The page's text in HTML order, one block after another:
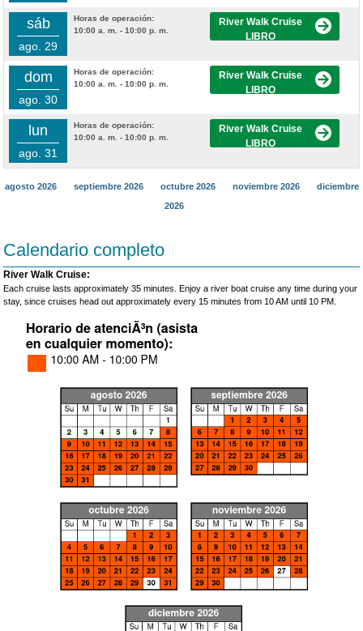
sáb
ago. 29
Horas de operación:
10:00 a. m. - 10:00 p. m.
River Walk Cruise
LIBRO
dom
ago. 30
Horas de operación:
10:00 a. m. - 10:00 p. m.
River Walk Cruise
LIBRO
lun
ago. 31
Horas de operación:
10:00 a. m. - 10:00 p. m.
River Walk Cruise
LIBRO
agosto 2026 septiembre 2026 octubre 2026 noviembre 2026
diciembre
2026
Calendario completo
River Walk Cruise:
Each cruise lasts approximately 35 minutes. Enjoy a river boat cruise any time during your
stay, since cruises head out approximately every 15 minutes from 10 AM until 10 PM.